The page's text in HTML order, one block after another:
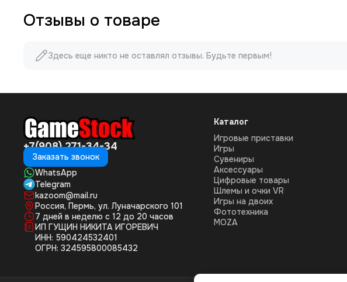
Отзывы о товаре
Здесь еще никто не оставлял отзывы. Будьте первым!
+7(908) 271-34-34
Заказать звонок
WhatsApp
Telegram
kazoom@mail.ru
Россия, Пермь, ул. Луначарского 101
7 дней в неделю с 12 до 20 часов
ИП ГУЩИН НИКИТА ИГОРЕВИЧ
ИНН: 590424532401
ОГРН: 324595800085432
Каталог
Игровые приставки
Игры
Сувениры
Аксессуары
Цифровые товары
Шлемы и очки VR
Игры на двоих
Фототехника
MOZA